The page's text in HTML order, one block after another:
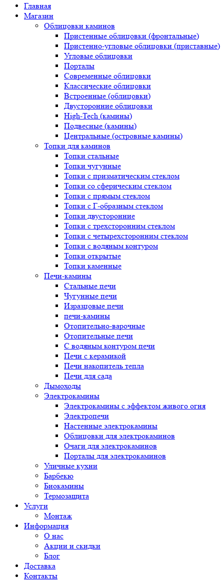
Главная
Магазин
Облицовки каминов
Пристенные облицовки (фронтальные)
Пристенно-угловые облицовки (приставные)
Угловые облицовки
Порталы
Современные облицовки
Классические облицовки
Встроенные (облицовки)
Двусторонние облицовки
High-Tech (камины)
Подвесные (камины)
Центральные (островные камины)
Топки для каминов
Топки стальные
Топки чугунные
Топки с призматическим стеклом
Топки со сферическим стеклом
Топки с прямым стеклом
Топки с Г-образным стеклом
Топки двусторонние
Топки с трехсторонним стеклом
Топки с четырехсторонним стеклом
Топки с водяным контуром
Топки открытые
Топки каменные
Печи-камины
Стальные печи
Чугунные печи
Изразцовые печи
печи-камины
Отопительно-варочные
Отопительные печи
С водяным контуром печи
Печи с керамикой
Печи накопитель тепла
Печи для сада
Дымоходы
Электрокамины
Электрокамины с эффектом живого огня
Электропечи
Настенные электрокамины
Облицовки для электрокаминов
Очаги для электрокаминов
Порталы для электрокаминов
Уличные кухни
Барбекю
Биокамины
Термозащита
Услуги
Монтаж
Информация
О нас
Акции и скидки
Блог
Доставка
Контакты